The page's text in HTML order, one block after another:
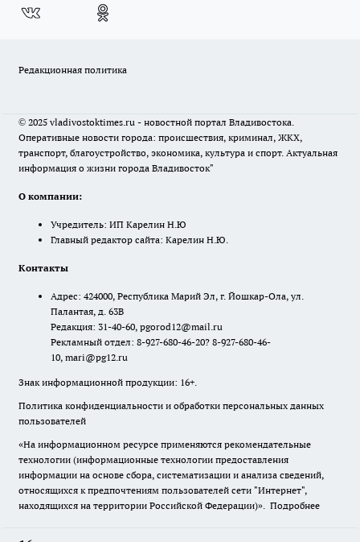
Редакционная политика
© 2025 vladivostoktimes.ru - новостной портал Владивостока.
Оперативные новости города: происшествия, криминал, ЖКХ,
транспорт, благоустройство, экономика, культура и спорт. Актуальная
информация о жизни города Владивосток"
О компании:
Учредитель: ИП Карелин Н.Ю
Главный редактор сайта: Карелин Н.Ю.
Контакты
Адрес: 424000, Республика Марий Эл, г. Йошкар-Ола, ул.
Палантая, д. 63В
Редакция: 31-40-60, pgorod12@mail.ru
Рекламный отдел: 8-927-680-46-20? 8-927-680-46-
10, mari@pg12.ru
Знак информационной продукции: 16+.
Политика конфиденциальности и обработки персональных данных
пользователей
«На информационном ресурсе применяются рекомендательные
технологии (информационные технологии предоставления
информации на основе сбора, систематизации и анализа сведений,
относящихся к предпочтениям пользователей сети "Интернет",
находящихся на территории Российской Федерации)». Подробнее